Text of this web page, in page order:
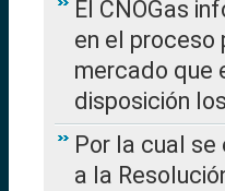
El CNOGas
en el
mercado que
disposición
Por la cual se
a la